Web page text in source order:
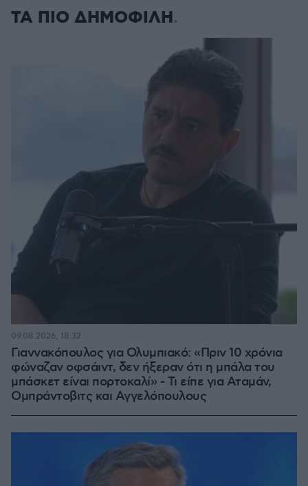
ΤΑ ΠΙΟ ΔΗΜΟΦΙΛΗ
Γιαννακόπουλος για Ολυμπιακό: «Πριν 10 χρόνια
φώναζαν οφσάιντ, δεν ήξεραν ότι η μπάλα του
μπάσκετ είναι πορτοκαλί» - Τι είπε για Αταμάν,
Ομπράντοβιτς και Αγγελόπουλους
09.08.2026, 18:32